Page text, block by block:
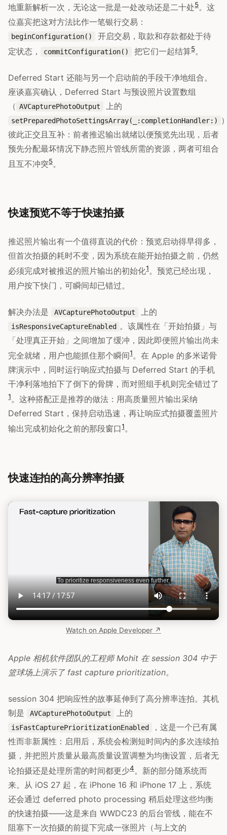
地重新解析一次，无论这一批是一处改动还是二十处5。这
位嘉宾把这对方法比作一笔银行交易：
beginConfiguration()
开启交易，取款和存款都处于待
定状态，
commitConfiguration() 把它们一起结算5。
Deferred Start 还能与另一个启动前的手段干净地组合。
座谈嘉宾确认，Deferred Start 与预设照片设置数组
（ AVCapturePhotoOutput 上的
setPreparedPhotoSettingsArray(_:completionHandler:)
彼此正交且互补：前者推迟输出就绪以便预览先出现，后者
预先分配最坏情况下静态照片管线所需的资源，两者可组合
且互不冲突5。
快速预览不等于快速拍摄
推迟照片输出有一个值得直说的代价：预览启动得早得多，
但首次拍摄的耗时不变，因为系统在能开始拍摄之前，仍然
必须完成对被推迟的照片输出的初始化1。预览已经出现，
用户按下快门，可瞬间却已错过。
解决办法是 AVCapturePhotoOutput 上的
isResponsiveCaptureEnabled 。该属性在「开始拍摄」与
「处理真正开始」之间增加了缓冲，因此即便照片输出尚未
完全就绪，用户也能抓住那个瞬间1。在 Apple 的多米诺骨
牌演示中，同时运行响应式拍摄与 Deferred Start 的手机
干净利落地拍下了倒下的骨牌，而对照组手机则完全错过了
1。这种搭配正是推荐的做法：用高质量照片输出采纳
Deferred Start，保持启动迅速，再让响应式拍摄覆盖照片
输出完成初始化之前的那段窗口1。
快速连拍的高分辨率拍摄
Watch on Apple Developer ↗
Apple 相机软件团队的工程师 Mohit 在 session 304 中于
篮球场上演示了 fast capture prioritization。
session 304 把响应性的故事延伸到了高分辨率连拍。其机
制是
AVCapturePhotoOutput 上的
isFastCapturePrioritizationEnabled
，这是一个已有属
性而非新属性：启用后，系统会检测短时间内的多次连续拍
摄，并把照片质量从最高质量设置调整为均衡设置，后者无
论拍摄还是处理所需的时间都更少4。新的部分随系统而
来。从 iOS 27 起，在 iPhone 16 和 iPhone 17 上，系统
还会通过 deferred photo processing 稍后处理这些均衡
的快速拍摄——这是来自 WWDC23 的后台管线，能在不
阻塞下一次拍摄的前提下完成一张照片（与上文的